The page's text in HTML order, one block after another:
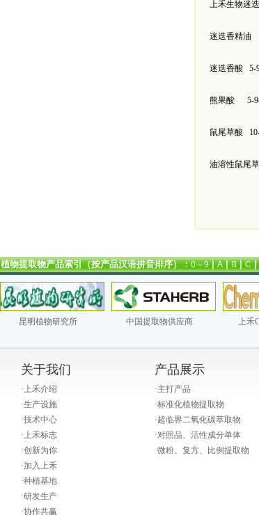
上禾生物迷
迷迭香精油
迷迭香酸 5-
熊果酸 5-
鼠尾草酸
油溶性鼠尾
植物提取物产品索引（按产品汉语拼音排序）：0～9|A|B|C|
昆明植物研究所 中国提取物供应商 上禾
关于我们
·上禾介绍
·生产设施
·技术中心
·上禾标志
·创新为你
·加入上禾
·种植基地
·研发生产
·协作共赢
产品展示
·主打产品
·标准化植物提取物
·超临界二氧化碳萃取物
·对照品、活性成分单体
·微粉、复方、比例提取物